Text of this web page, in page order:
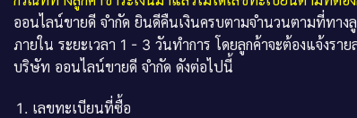
ออนไลน์ขายดี จำกัด ยินดีคืนเงินครบตามจำนวนตามที่ทาง
ภายใน ระยะเวลา 1 - 3 วันทำการ โดยลูกค้าจะต้องแจ้งราย
บริษัท ออนไลน์ขายดี จำกัด ดังต่อไปนี้
เลขทะเบียนที่ซื้อ